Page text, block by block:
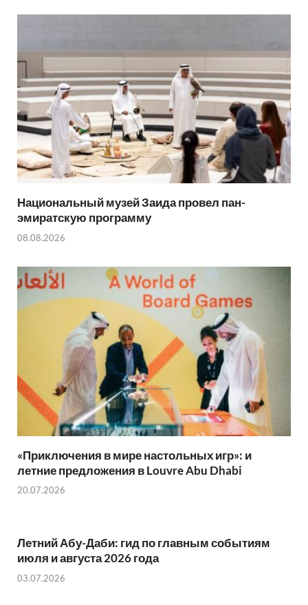
Национальный музей Заида провел пан-
эмиратскую программу
08.08.2026
«Приключения в мире настольных игр»: и
летние предложения в Louvre Abu Dhabi
20.07.2026
Летний Абу-Даби: гид по главным событиям
июля и августа 2026 года
03.07.2026